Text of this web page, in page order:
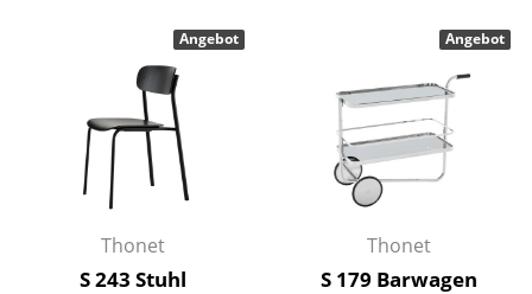
Tischleuchten
Schreibtischleuchten
Stehleuchten & Leseleuchten
Bodenleuchten
Outdoor-Leuchten
Thonet
S 243 Stuhl
Angebot
Thonet
S 179 Barwagen
Angebot